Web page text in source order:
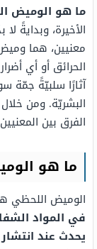
ما هو الوميض
الأخيرة، وبدايةً
معنيين، هما
الحرائق أو أي
آثارًا سلبيّةً جمّة
البشريّة. ومن
الفرق بين
ما هو
الوميض اللحظي
في المواد
يحدث عند